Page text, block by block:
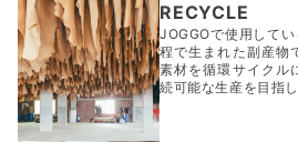
RECYCLE
JOGGOで使用して
程で生まれた副産物
素材を循環サイクル
続可能な生産を目指し